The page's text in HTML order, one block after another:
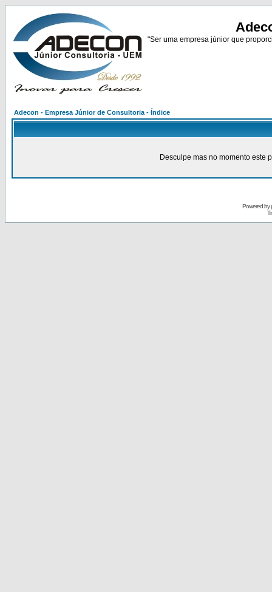
"Ser uma empresa júnior que
Adecon - Empresa Júnior de Consultoria - Índice
Desculpe mas no momento este
Powered by